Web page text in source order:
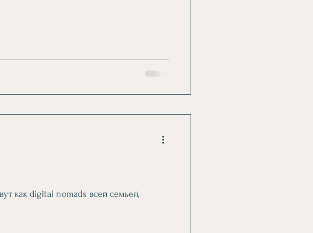
как digital nomads всей семьей,